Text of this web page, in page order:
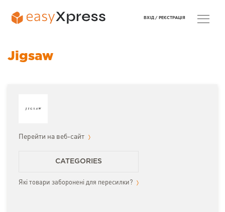
Jigsaw
Перейти на веб-сайт
CATEGORIES
Які товари заборонені для пересилки?
ВХІД / РЕЄСТРАЦІЯ